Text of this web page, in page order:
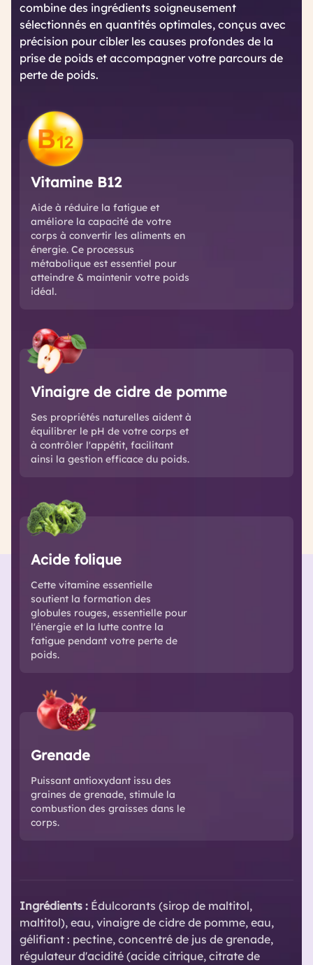
combine des ingrédients soigneusement
sélectionnés en quantités optimales, conçus avec
précision pour cibler les causes profondes de la
prise de poids et accompagner votre parcours de
perte de poids.
Vitamine B12
Aide à réduire la fatigue et
améliore la capacité de votre
corps à convertir les aliments en
énergie. Ce processus
métabolique est essentiel pour
atteindre & maintenir votre poids
idéal.
Vinaigre de cidre de pomme
Ses propriétés naturelles aident à
équilibrer le pH de votre corps et
à contrôler l'appétit, facilitant
ainsi la gestion efficace du poids.
Acide folique
Cette vitamine essentielle
soutient la formation des
globules rouges, essentielle pour
l'énergie et la lutte contre la
fatigue pendant votre perte de
poids.
Grenade
Puissant antioxydant issu des
graines de grenade, stimule la
combustion des graisses dans le
corps.
Ingrédients : Édulcorants (sirop de maltitol,
maltitol), eau, vinaigre de cidre de pomme, eau,
gélifiant : pectine, concentré de jus de grenade,
régulateur d'acidité (acide citrique, citrate de